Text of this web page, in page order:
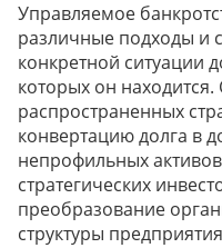
Управляемое
различные подходы и
конкретной ситуации
которых он
распространенных
конвертацию долга в
непрофильных
стратегических
преобразование
структуры